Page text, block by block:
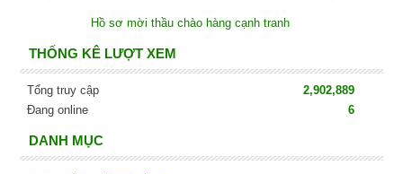
Hồ sơ mời thầu chào hàng cạnh tranh
THỐNG KÊ LƯỢT XEM
Tổng truy cập
2,902,889
Đang online
6
DANH MỤC